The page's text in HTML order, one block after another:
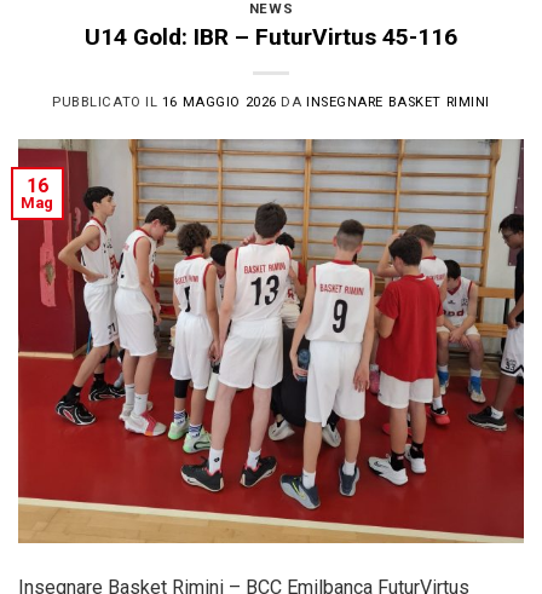
NEWS
U14 Gold: IBR – FuturVirtus 45-116
PUBBLICATO IL 16 MAGGIO 2026 DAINSEGNARE BASKET RIMINI
16
Mag
Insegnare Basket Rimini – BCC Emilbanca FuturVirtus